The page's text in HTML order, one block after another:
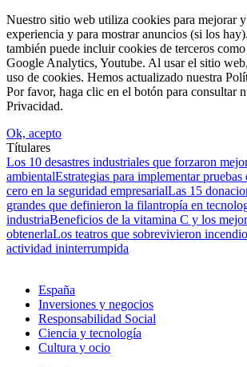
Nuestro sitio web utiliza cookies para mejorar
experiencia y para mostrar anuncios (si los
también puede incluir cookies de terceros
Google Analytics, Youtube. Al usar el sitio
uso de cookies. Hemos actualizado nuestra
Por favor, haga clic en el botón para consultar
Privacidad.
Ok, acepto
Títulares
Los 10 desastres industriales que forzaron
ambientalEstrategias para implementar
cero en la seguridad empresarialLas 15
grandes que definieron la filantropía en
industriaBeneficios de la vitamina C y los
obtenerlaLos teatros que sobrevivieron
actividad ininterrumpida
España
Inversiones y negocios
Responsabilidad Social
Ciencia y tecnología
Cultura y ocio